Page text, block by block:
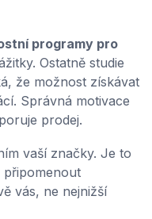
programy pro
Ostatně studie
že možnost získávat
Správná motivace
prodej.
vaší značky. Je to
připomenout
vás, ne nejnižší